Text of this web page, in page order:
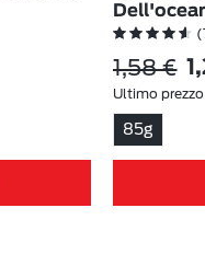
1,58 €
Ultimo
85g